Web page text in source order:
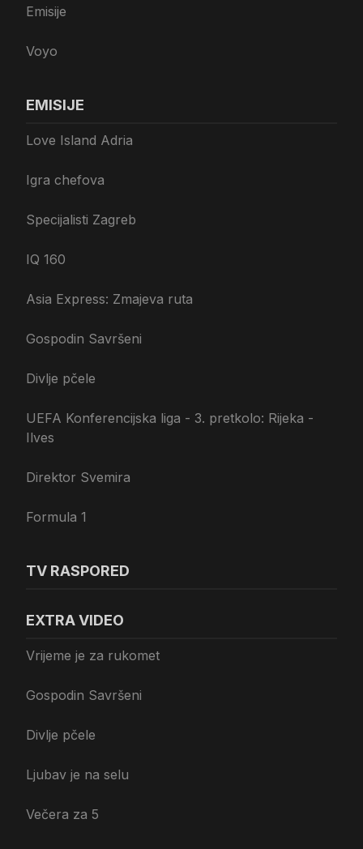
Emisije
Voyo
EMISIJE
Love Island Adria
Igra chefova
Specijalisti Zagreb
IQ 160
Asia Express: Zmajeva ruta
Gospodin Savršeni
Divlje pčele
UEFA Konferencijska liga - 3. pretkolo: Rijeka -
Ilves
Direktor Svemira
Formula 1
TV RASPORED
EXTRA VIDEO
Vrijeme je za rukomet
Gospodin Savršeni
Divlje pčele
Ljubav je na selu
Večera za 5